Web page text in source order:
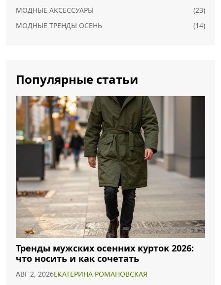
МОДНЫЕ АКСЕССУАРЫ
(23)
МОДНЫЕ ТРЕНДЫ ОСЕНЬ
(14)
Популярные статьи
Тренды мужских осенних курток 2026:
что носить и как сочетать
АВГ 2, 2026ЕКАТЕРИНА РОМАНОВСКАЯ